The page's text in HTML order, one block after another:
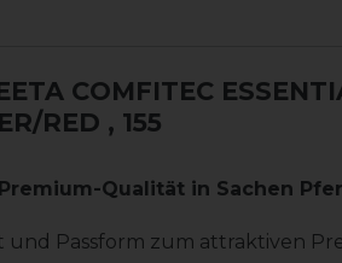
COMFITEC
RED , 155
Qualität in Sachen
und Passform zum attraktiven